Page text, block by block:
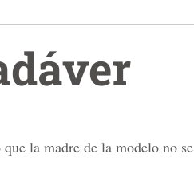
la madre de la modelo no se